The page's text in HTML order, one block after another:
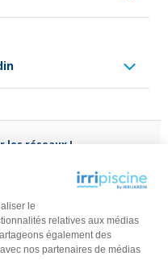
le
relatives aux médias
également des
nos partenaires de médias
les réseaux !